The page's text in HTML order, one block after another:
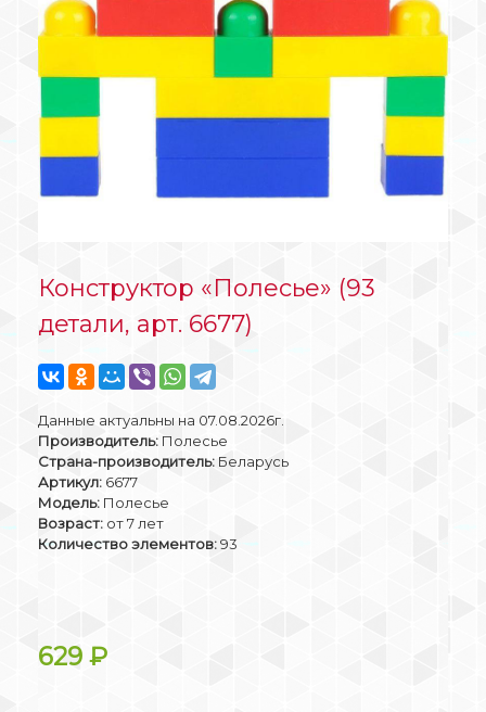
Конструктор «Полесье» (93
детали, арт. 6677)
Данные актуальны на 07.08.2026г.
Производитель: Полесье
Страна-производитель: Беларусь
Артикул: 6677
Модель: Полесье
Возраст: от 7 лет
Количество элементов:93
629 ₽